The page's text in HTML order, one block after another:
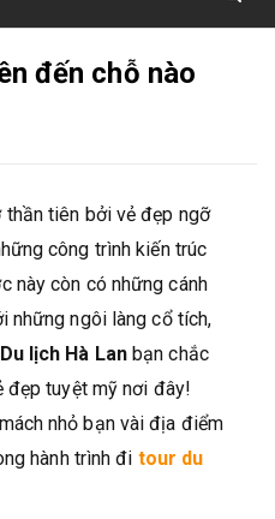
đến chỗ nào
tiên bởi vẻ đẹp ngỡ
công trình kiến trúc
này còn có những cánh
những ngôi làng cổ tích,
Du lịch Hà Lanbạn chắc
đẹp tuyệt mỹ nơi đây!
nhỏ bạn vài địa điểm
hành trình đi tour du